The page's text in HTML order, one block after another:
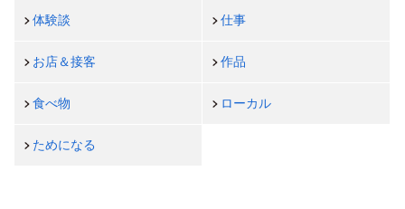
体験談 仕事
お店＆接客 作品
食べ物 ローカル
ためになる